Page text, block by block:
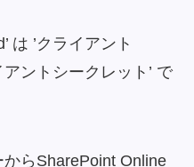
は ’クライアント
アントシークレット’ で
らSharePoint Online